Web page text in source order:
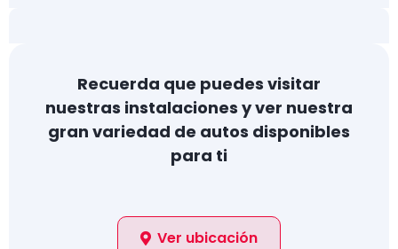
Recuerda que puedes visitar
nuestras instalaciones y ver nuestra
gran variedad de autos disponibles
para ti
Ver ubicación